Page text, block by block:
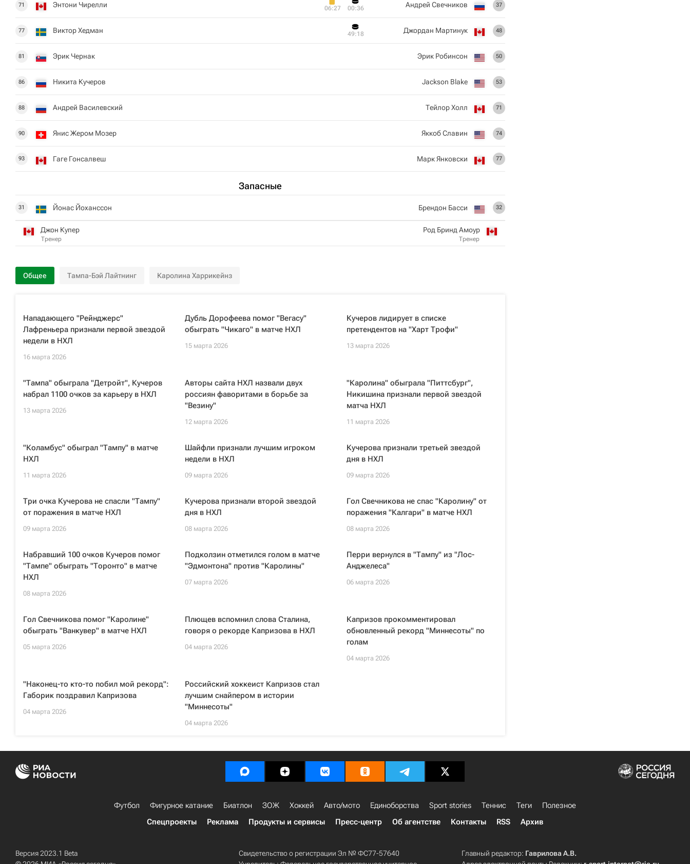
71 Энтони Чирелли
77 Виктор Хедман
81 Эрик Чернак
86 Никита Кучеров
88 Андрей Василевский
90 Янис Жером Мозер
93 Гаге Гонсалвеш
Запасные
31 Йонас Йоханссон
Джон Купер
Тренер
37
Андрей Свечников
00:36
06:27
48
Джордан Мартинук
49:18
50
Эрик Робинсон
53
Jackson Blake
71
Тейлор Холл
74
Яккоб Славин
77
Марк Янковски
32
Брендон Басси
Род Бринд Амоур
Тренер
Общее Тампа-Бэй Лайтнинг Каролина Харрикейнз
Нападающего "Рейнджерс"
Лафреньера признали первой звездой
недели в НХЛ
16 марта 2026
Дубль Дорофеева помог "Вегасу"
обыграть "Чикаго" в матче НХЛ
15 марта 2026
Кучеров лидирует в списке
претендентов на "Харт Трофи"
13 марта 2026
"Тампа" обыграла "Детройт", Кучеров
набрал 1100 очков за карьеру в НХЛ
13 марта 2026
Авторы сайта НХЛ назвали двух
россиян фаворитами в борьбе за
"Везину"
12 марта 2026
"Каролина" обыграла "Питтсбург",
Никишина признали первой звездой
матча НХЛ
11 марта 2026
"Коламбус" обыграл "Тампу" в матче
НХЛ
11 марта 2026
Шайфли признали лучшим игроком
недели в НХЛ
09 марта 2026
Кучерова признали третьей звездой
дня в НХЛ
09 марта 2026
Три очка Кучерова не спасли "Тампу"
от поражения в матче НХЛ
09 марта 2026
Кучерова признали второй звездой
дня в НХЛ
08 марта 2026
Гол Свечникова не спас "Каролину" от
поражения "Калгари" в матче НХЛ
08 марта 2026
Набравший 100 очков Кучеров помог
"Тампе" обыграть "Торонто" в матче
НХЛ
08 марта 2026
Подколзин отметился голом в матче
"Эдмонтона" против "Каролины"
07 марта 2026
Перри вернулся в "Тампу" из "Лос-
Анджелеса"
06 марта 2026
Гол Свечникова помог "Каролине"
обыграть "Ванкувер" в матче НХЛ
05 марта 2026
Плющев вспомнил слова Сталина,
говоря о рекорде Капризова в НХЛ
04 марта 2026
Капризов прокомментировал
обновленный рекорд "Миннесоты" по
голам
04 марта 2026
"Наконец-то кто-то побил мой рекорд":
Габорик поздравил Капризова
04 марта 2026
Российский хоккеист Капризов стал
лучшим снайпером в истории
"Миннесоты"
04 марта 2026
Футбол Фигурное катание Биатлон ЗОЖ Хоккей Авто/мото Единоборства Sport stories Теннис Теги
Полезное
Спецпроекты
Реклама Продукты и сервисы Пресс-центр Об агентстве Контакты RSS Архив
Версия 2023.1 Beta
Свидетельство о регистрации Эл № ФС77-57640
Главный редактор: Гаврилова А.В.